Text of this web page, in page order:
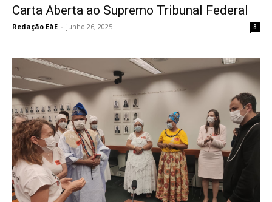
Carta Aberta ao Supremo Tribunal Federal
Redação EàE - junho 26, 2025 8